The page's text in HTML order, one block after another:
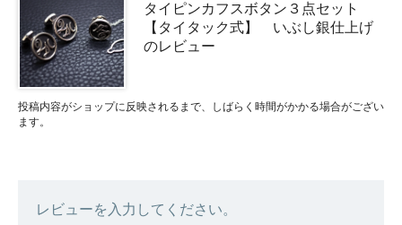
タイピンカフスボタン３点セット
【タイタック式】 いぶし銀仕上げ
のレビュー
投稿内容がショップに反映されるまで、しばらく時間がかかる場合がござい
ます。
レビューを入力してください。